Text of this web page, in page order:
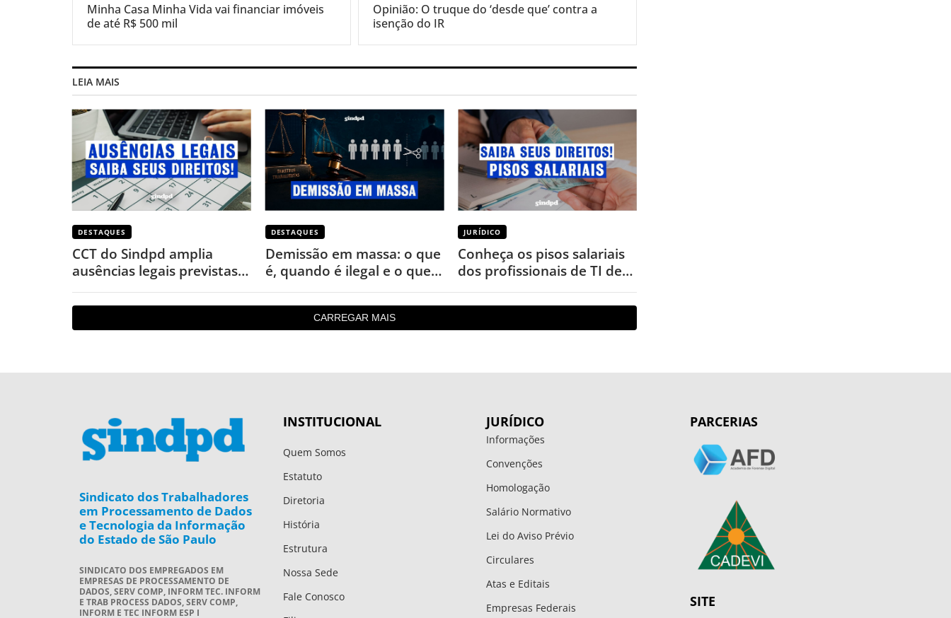
Minha Casa Minha Vida vai financiar imóveis
de até R$ 500 mil
Opinião: O truque do ‘desde que’ contra a
isenção do IR
LEIA MAIS
DESTAQUES
CCT do Sindpd amplia
ausências legais previstas
na CLT; conheça prazos e
condições
DESTAQUES
Demissão em massa: o que
é, quando é ilegal e o que
fazer para proteger seus
direitos
JURÍDICO
Conheça os pisos salariais
dos profissionais de TI de
São Paulo!
CARREGAR MAIS
Sindicato dos Trabalhadores
em Processamento de Dados
e Tecnologia da Informação
do Estado de São Paulo
SINDICATO DOS EMPREGADOS EM
EMPRESAS DE PROCESSAMENTO DE
DADOS, SERV COMP, INFORM TEC. INFORM
E TRAB PROCESS DADOS, SERV COMP,
INFORM E TEC INFORM ESP I
INSTITUCIONAL
Quem Somos
Estatuto
Diretoria
História
Estrutura
Nossa Sede
Fale Conosco
JURÍDICO
Informações
Convenções
Homologação
Salário Normativo
Lei do Aviso Prévio
Circulares
Atas e Editais
Empresas Federais
PARCERIAS
SITE